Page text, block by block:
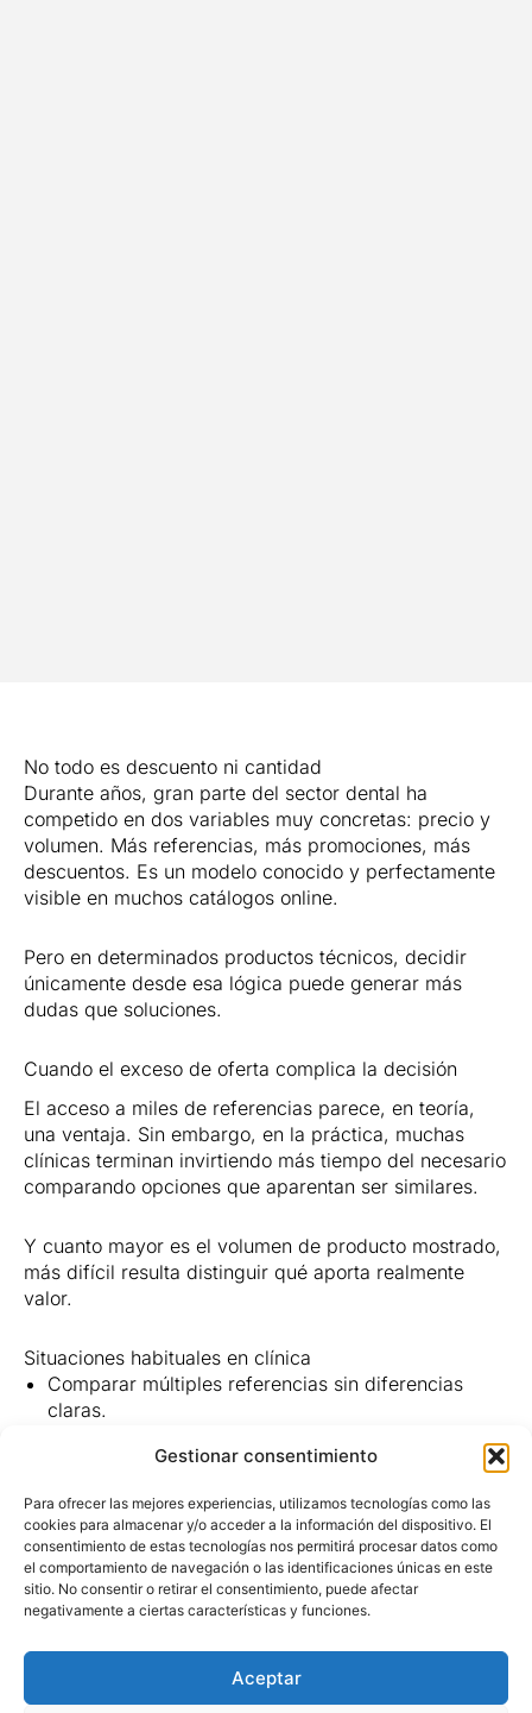
Gestionar consentimiento
Para ofrecer las mejores experiencias, utilizamos tecnologías como las
cookies para almacenar y/o acceder a la información del dispositivo. El
consentimiento de estas tecnologías nos permitirá procesar datos como
el comportamiento de navegación o las identificaciones únicas en este
sitio. No consentir o retirar el consentimiento, puede afectar
negativamente a ciertas características y funciones.
Aceptar
No todo es descuento ni cantidad
Durante años, gran parte del sector dental ha
competido en dos variables muy concretas: precio y
volumen. Más referencias, más promociones, más
descuentos. Es un modelo conocido y perfectamente
visible en muchos catálogos online.
Pero en determinados productos técnicos, decidir
únicamente desde esa lógica puede generar más
dudas que soluciones.
Cuando el exceso de oferta complica la decisión
El acceso a miles de referencias parece, en teoría,
una ventaja. Sin embargo, en la práctica, muchas
clínicas terminan invirtiendo más tiempo del necesario
comparando opciones que aparentan ser similares.
Y cuanto mayor es el volumen de producto mostrado,
más difícil resulta distinguir qué aporta realmente
valor.
Situaciones habituales en clínica
Comparar múltiples referencias sin diferencias
claras.
Elegir sin haber visto el material físicamente.
El problema no siempre es la falta de opciones.
Muchas veces es justamente lo contrario.
En productos de uso diario, el precio no es el único
factor relevante. También importa cómo responde el